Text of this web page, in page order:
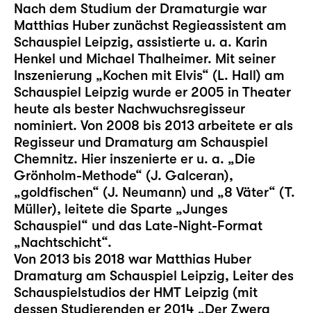
Nach dem Studium der Dramaturgie war
Matthias Huber zunächst Regieassistent am
Schauspiel Leipzig, assistierte u. a. Karin
Henkel und Michael Thalheimer. Mit seiner
Inszenierung „Kochen mit Elvis“ (L. Hall) am
Schauspiel Leipzig wurde er 2005 in Theater
heute als bester Nachwuchsregisseur
nominiert. Von 2008 bis 2013 arbeitete er als
Regisseur und Dramaturg am Schauspiel
Chemnitz. Hier inszenierte er u. a. „Die
Grönholm-Methode“ (J. Galceran),
„goldfischen“ (J. Neumann) und „8 Väter“ (T.
Müller), leitete die Sparte „Junges
Schauspiel“ und das Late-Night-Format
„Nachtschicht“.
Von 2013 bis 2018 war Matthias Huber
Dramaturg am Schauspiel Leipzig, Leiter des
Schauspielstudios der HMT Leipzig (mit
dessen Studierenden er 2014 „Der Zwerg